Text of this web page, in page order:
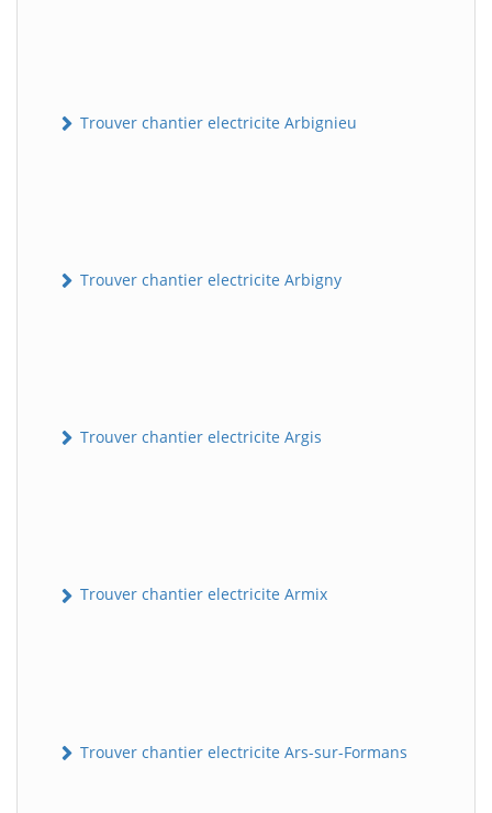
Trouver chantier electricite Arbignieu
Trouver chantier electricite Arbigny
Trouver chantier electricite Argis
Trouver chantier electricite Armix
Trouver chantier electricite Ars-sur-Formans